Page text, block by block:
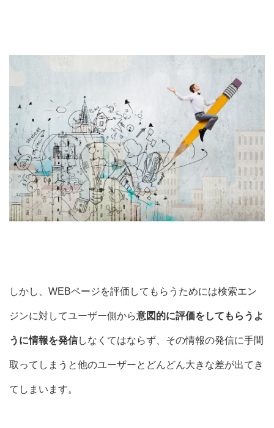
しかし、WEBページを評価してもらうためには検索エン
ジンに対してユーザー側から意図的に評価をしてもらうよ
うに情報を発信しなくてはならず、その情報の発信に手間
取ってしまうと他のユーザーと どんどん大きな差が出てき
てしまいます。